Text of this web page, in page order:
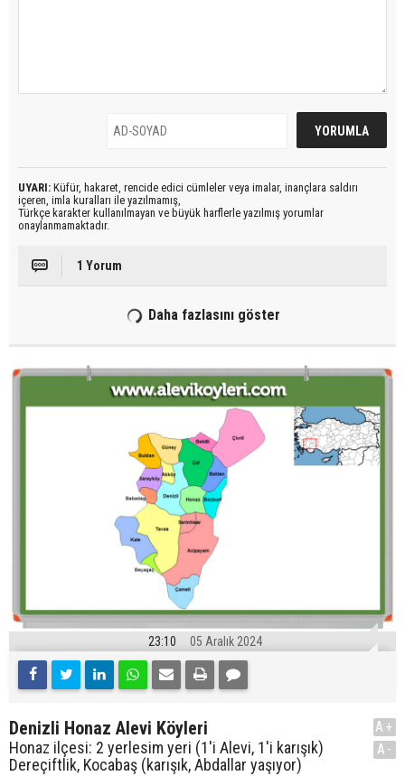
UYARI: Küfür, hakaret, rencide edici cümleler veya imalar, inançlara saldırı
içeren, imla kuralları ile yazılmamış,
Türkçe karakter kullanılmayan ve büyük harflerle yazılmış yorumlar
onaylanmamaktadır.
1 Yorum
Daha fazlasını göster
23:10 05 Aralık 2024
Denizli Honaz Alevi Köyleri
Honaz ilçesi: 2 yerlesim yeri (1'i Alevi, 1'i karışık)
Dereçiftlik, Kocabaş (karışık, Abdallar yaşıyor)
A+
A-